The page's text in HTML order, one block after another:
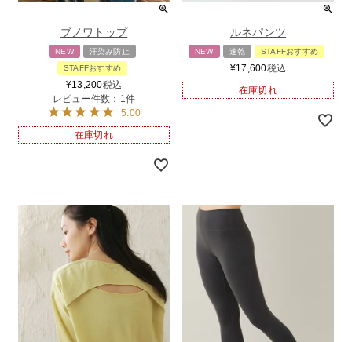
ブノワトップ
NEW
汗染み防止
STAFFおすすめ
¥13,200税込
レビュー件数：1件
5.00
在庫切れ
ルネパンツ
NEW 速乾 STAFFおすすめ
¥17,600税込
在庫切れ